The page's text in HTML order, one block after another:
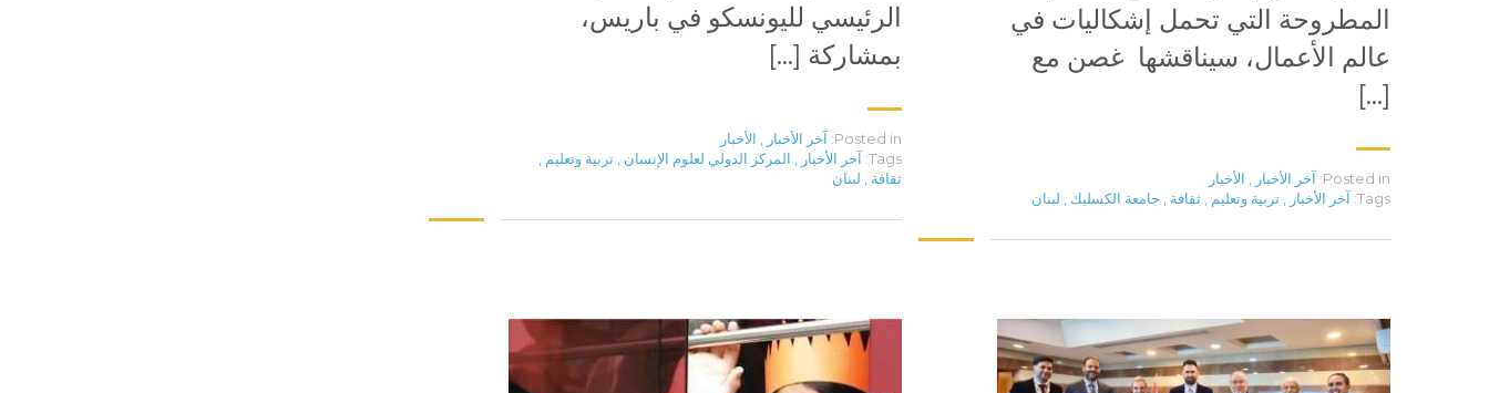
المطروحة التي تحمل إشكاليات في
عالم الأعمال، سيناقشها غصن مع
[…]
Posted in: آخر الأخبار , الأخبار
Tags: آخر الأخبار , تربية وتعليم , ثقافة , جامعة الكسليك , لبنان
الرئيسي لليونسكو في باريس،
بمشاركة […]
Posted in: آخر الأخبار , الأخبار
Tags: آخر الأخبار, المركز الدولي لعلوم الإنسان, تربية وتعليم,
ثقافة, لبنان